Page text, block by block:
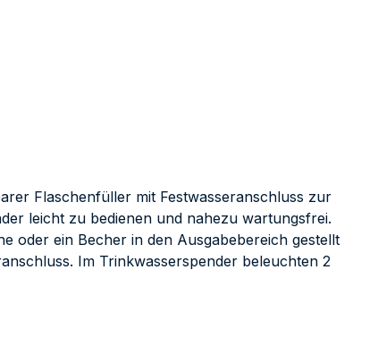
Flaschenfüller mit Festwasseranschluss zur
leicht zu bedienen und nahezu wartungsfrei.
oder ein Becher in den Ausgabebereich gestellt
Im Trinkwasserspender beleuchten 2